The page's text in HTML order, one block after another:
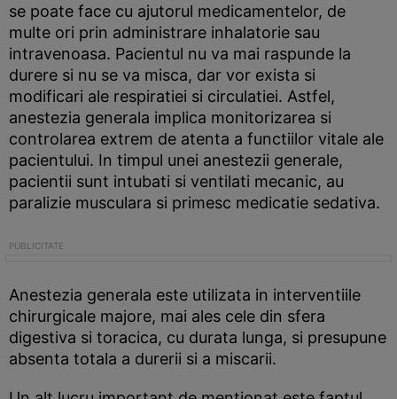
se poate face cu ajutorul medicamentelor, de
multe ori prin administrare inhalatorie sau
intravenoasa. Pacientul nu va mai raspunde la
durere si nu se va misca, dar vor exista si
modificari ale respiratiei si circulatiei. Astfel,
anestezia generala implica monitorizarea si
controlarea extrem de atenta a functiilor vitale ale
pacientului. In timpul unei anestezii generale,
pacientii sunt intubati si ventilati mecanic, au
paralizie musculara si primesc medicatie sedativa.
Anestezia generala este utilizata in interventiile
chirurgicale majore, mai ales cele din sfera
digestiva si toracica, cu durata lunga, si presupune
absenta totala a durerii si a miscarii.